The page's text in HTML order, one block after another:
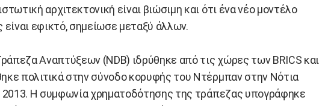
αρχιτεκτονική είναι βιώσιμη και ότι ένα νέο μοντέλο
είναι εφικτό, σημείωσε μεταξύ άλλων.
Αναπτύξεων (NDB) ιδρύθηκε από τις χώρες των BRICS και
πολιτικά στην σύνοδο κορυφής του Ντέρμπαν στην Νότια
2013. Η συμφωνία χρηματοδότησης της τράπεζας υπογράφηκε